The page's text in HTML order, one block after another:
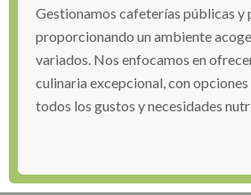
Gestionamos cafeterías públicas y
proporcionando un ambiente
variados. Nos enfocamos en
culinaria excepcional, con
todos los gustos y necesidades